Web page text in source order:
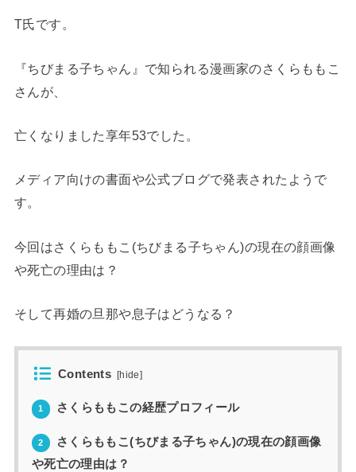
T氏です。
『ちびまる子ちゃん』で知られる漫画家のさくらももこ
さんが、
亡くなりました享年53でした。
メディア向けの書面や公式ブログで発表されたようで
す。
今回はさくらももこ(ちびまる子ちゃん)の現在の顔画像
や死亡の理由は？
そして再婚の旦那や息子はどうなる？
Contents [hide]
1 さくらももこの経歴プロフィール
2
さくらももこ(ちびまる子ちゃん)の現在の顔画像
や死亡の理由は？